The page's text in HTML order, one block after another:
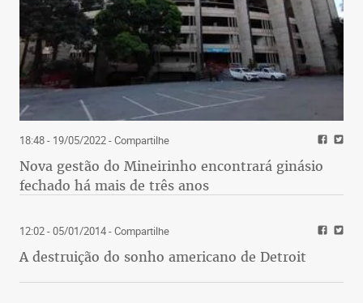
18:48 - 19/05/2022- Compartilhe
Nova gestão do Mineirinho encontrará ginásio
fechado há mais de três anos
12:02 - 05/01/2014- Compartilhe
A destruição do sonho americano de Detroit